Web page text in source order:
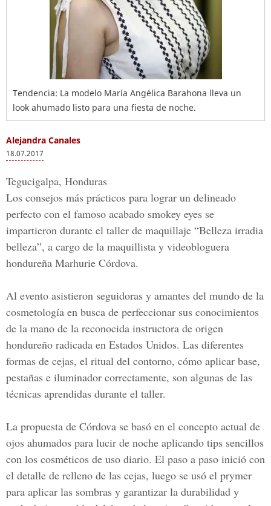
Tendencia: La modelo María Angélica Barahona lleva un
look ahumado listo para una fiesta de noche.
Alejandra Canales
18.07.2017
Tegucigalpa, Honduras
Los consejos más prácticos para lograr un delineado
perfecto con el famoso acabado smokey eyes se
impartieron durante el taller de maquillaje “Belleza irradia
belleza”, a cargo de la maquillista y videobloguera
hondureña Marhurie Córdova.
Al evento asistieron seguidoras y amantes del mundo de la
cosmetología en busca de perfeccionar sus conocimientos
de la mano de la reconocida instructora de origen
hondureño radicada en Estados Unidos. Las diferentes
formas de cejas, el ritual del contorno, cómo aplicar base,
pestañas e iluminador correctamente, son algunas de las
técnicas aprendidas durante el taller.
La propuesta de Córdova se basó en el concepto actual de
ojos ahumados para lucir de noche aplicando tips sencillos
con los cosméticos de uso diario. El paso a paso inició con
el detalle de relleno de las cejas, luego se usó el prymer
para aplicar las sombras y garantizar la durabilidad y